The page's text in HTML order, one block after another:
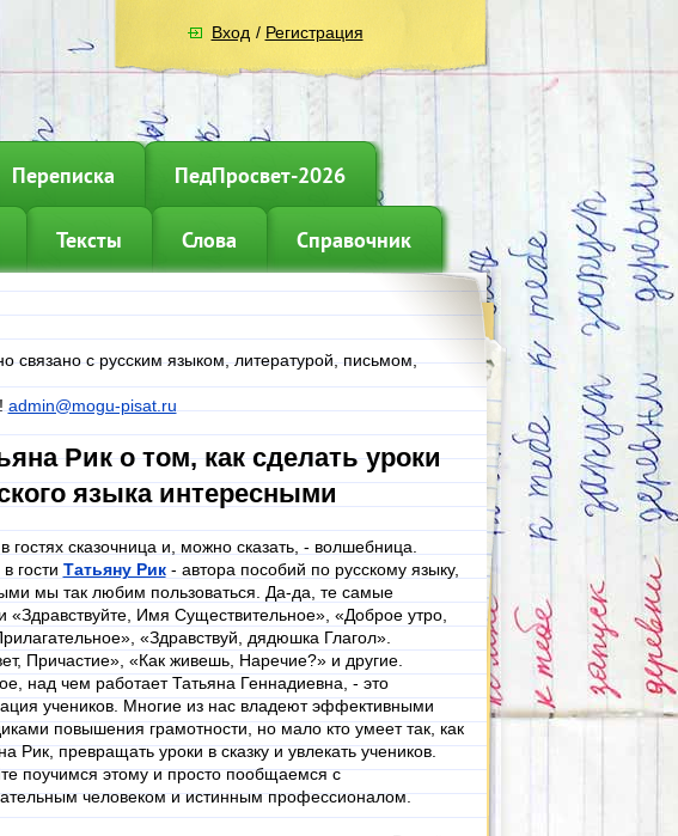
Вход / Регистрация
Переписка ПедПросвет-2026
Тексты Слова Справочник
связано с русским языком, литературой, письмом,
admin@mogu-pisat.ru
Рик о том, как сделать уроки
языка интересными
гостях сказочница и, можно сказать, - волшебница.
гости Татьяну Рик- автора пособий по русскому языку,
мы так любим пользоваться. Да-да, те самые
«Здравствуйте, Имя Существительное», «Доброе утро,
«Здравствуй, дядюшка Глагол».
Причастие», «Как живешь, Наречие?» и другие.
над чем работает Татьяна Геннадиевна, - это
учеников. Многие из нас владеют эффективными
повышения грамотности, но мало кто умеет так, как
Рик, превращать уроки в сказку и увлекать учеников.
поучимся этому и просто пообщаемся с
человеком и истинным профессионалом.